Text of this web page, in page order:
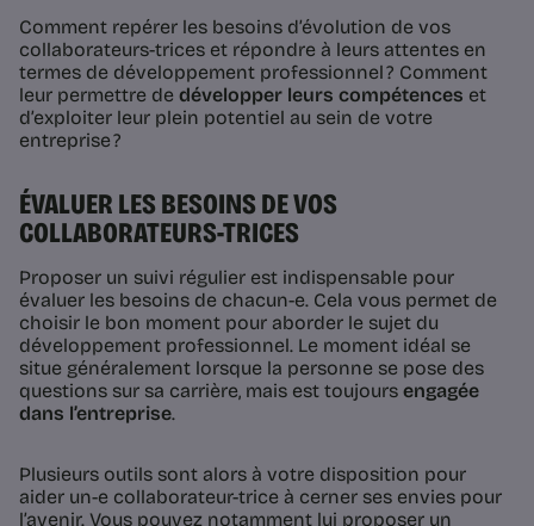
Comment repérer les besoins d’évolution de vos
collaborateurs-trices et répondre à leurs attentes en
termes de développement professionnel ? Comment
leur permettre de développer leurs compétences et
d’exploiter leur plein potentiel au sein de votre
entreprise ?
ÉVALUER LES BESOINS DE VOS
COLLABORATEURS-TRICES
Proposer un suivi régulier est indispensable pour
évaluer les besoins de chacun-e. Cela vous permet de
choisir le bon moment pour aborder le sujet du
développement professionnel. Le moment idéal se
situe généralement lorsque la personne se pose des
questions sur sa carrière, mais est toujours engagée
dans l’entreprise.
Plusieurs outils sont alors à votre disposition pour
aider un-e collaborateur-trice à cerner ses envies pour
l’avenir. Vous pouvez notamment lui proposer un